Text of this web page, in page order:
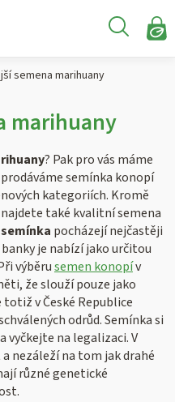
Hledat
semena marihuany
marihuany
? Pak pro vás máme
semínka konopí
kategoriích. Kromě
také kvalitní semena
pocházejí nejčastěji
je nabízí jako určitou
výběrusemen konopív
že slouží pouze jako
v České Republice
odrůd. Semínka si
vyčkejte na legalizaci. V
a nezáleží na tom jak drahé
různé genetické